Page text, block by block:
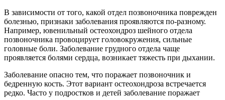
В зависимости от того, какой отдел позвоночника поврежден
болезнью, признаки заболевания проявляются по-разному.
Например, ювенильный остеохондроз шейного отдела
позвоночника провоцирует головокружения, сильные
головные боли. Заболевание грудного отдела чаще
проявляется болями сердца, возникает тяжесть при дыхании.
Заболевание опасно тем, что поражает позвоночник и
бедренную кость. Этот вариант остеохондроза встречается
редко. Часто у подростков и детей заболевание поражает